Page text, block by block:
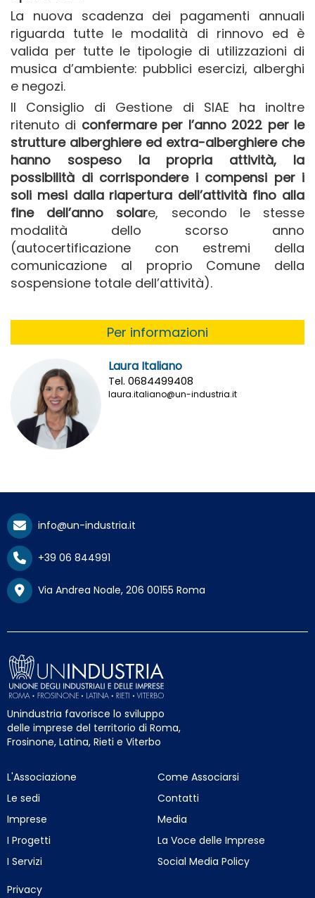
La nuova scadenza dei pagamenti annuali
riguarda tutte le modalità di rinnovo ed è
valida per tutte le tipologie di utilizzazioni di
musica d’ambiente: pubblici esercizi, alberghi
e negozi.
Il Consiglio di Gestione di SIAE ha inoltre
ritenuto di confermare per l’anno 2022 per le
strutture alberghiere ed extra-alberghiere che
hanno sospeso la propria attività, la
possibilità di corrispondere i compensi per i
soli mesi dalla riapertura dell’attività fino alla
fine dell’anno solare, secondo le stesse
modalità dello scorso anno
(autocertificazione con estremi della
comunicazione al proprio Comune della
sospensione totale dell’attività).
Per informazioni
Laura Italiano
Tel. 0684499408
laura.italiano@un-industria.it
info@un-industria.it
+39 06 844991
Via Andrea Noale, 206 00155 Roma
Unindustria favorisce lo sviluppo
delle imprese del territorio di Roma,
Frosinone, Latina, Rieti e Viterbo
L'Associazione
Le sedi
Imprese
I Progetti
I Servizi
Come Associarsi
Contatti
Media
La Voce delle Imprese
Social Media Policy
Privacy